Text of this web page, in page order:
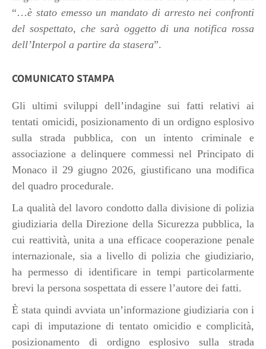
“…è stato emesso un mandato di arresto nei confronti
del sospettato, che sarà oggetto di una notifica rossa
dell’Interpol a partire da stasera”.
COMUNICATO STAMPA
Gli ultimi sviluppi dell’indagine sui fatti relativi ai
tentati omicidi, posizionamento di un ordigno esplosivo
sulla strada pubblica, con un intento criminale e
associazione a delinquere commessi nel Principato di
Monaco il 29 giugno 2026, giustificano una modifica
del quadro procedurale.
La qualità del lavoro condotto dalla divisione di polizia
giudiziaria della Direzione della Sicurezza pubblica, la
cui reattività, unita a una efficace cooperazione penale
internazionale, sia a livello di polizia che giudiziario,
ha permesso di identificare in tempi particolarmente
brevi la persona sospettata di essere l’autore dei fatti.
È stata quindi avviata un’informazione giudiziaria con i
capi di imputazione di tentato omicidio e complicità,
posizionamento di ordigno esplosivo sulla strada